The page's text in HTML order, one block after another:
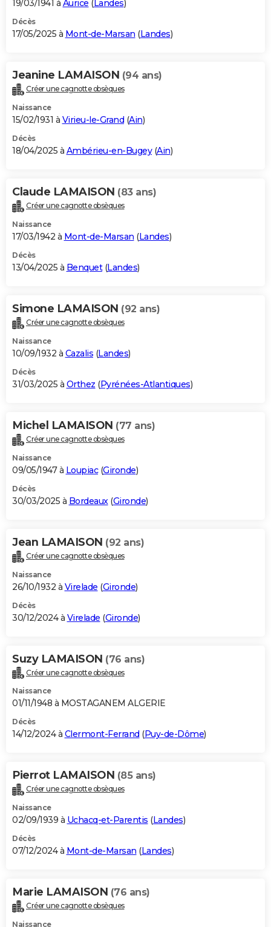
19/03/1941 à Aurice ( Landes)
Décès
17/05/2025 à Mont-de-Marsan (Landes)
Jeanine LAMAISON (94 ans)
Créer une cagnotte obsèques
Naissance
15/02/1931 à Virieu-le-Grand (Ain)
Décès
18/04/2025 à Ambérieu-en-Bugey(Ain)
Claude LAMAISON (83 ans)
Créer une cagnotte obsèques
Naissance
17/03/1942 à Mont-de-Marsan (Landes)
Décès
13/04/2025 à Benquet(Landes)
Simone LAMAISON (92 ans)
Créer une cagnotte obsèques
Naissance
10/09/1932 à Cazalis (Landes)
Décès
31/03/2025 à Orthez (Pyrénées-Atlantiques)
Michel LAMAISON (77 ans)
Créer une cagnotte obsèques
Naissance
09/05/1947 à Loupiac(Gironde)
Décès
30/03/2025 à Bordeaux(Gironde)
Jean LAMAISON (92 ans)
Créer une cagnotte obsèques
Naissance
26/10/1932 à Virelade (Gironde)
Décès
30/12/2024 à Virelade (Gironde)
Suzy LAMAISON (76 ans)
Créer une cagnotte obsèques
Naissance
01/11/1948 à MOSTAGANEM ALGERIE
Décès
14/12/2024 à Clermont-Ferrand (Puy-de-Dôme)
Pierrot LAMAISON (85 ans)
Créer une cagnotte obsèques
Naissance
02/09/1939 à Uchacq-et-Parentis (Landes)
Décès
07/12/2024 à Mont-de-Marsan (Landes)
Marie LAMAISON (76 ans)
Créer une cagnotte obsèques
Naissance